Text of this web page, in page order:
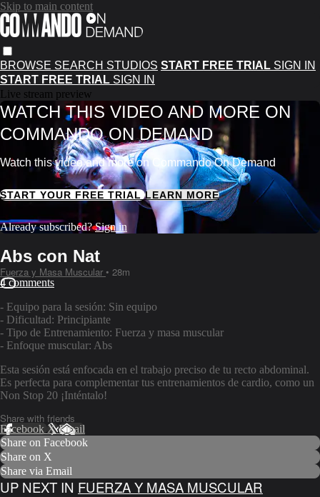
Skip to main content
BROWSE SEARCH STUDIOS START FREE TRIAL SIGN IN
START FREE TRIAL SIGN IN
Live stream preview
WATCH THIS VIDEO AND MORE ON
COMMANDO ON DEMAND
Watch this video and more on Commando On Demand
START YOUR FREE TRIALLEARN MORE
Already subscribed?Sign in
Abs con Nat
Fuerza y Masa Muscular • 28m
4 comments
- Equipo para la sesión: Sin equipo
- Dificultad: Principiante
- Tipo de Entrenamiento: Fuerza y masa muscular
- Enfoque muscular: Abs
Esta sesión está enfocada en el trabajo preciso de tu recto abdominal.
Es perfecta para complementar tus entrenamientos de cardio, como un
Non Stop 20 ¡Inténtalo!
Share with friends
Facebook XEmail
Share on Facebook
Share on X
Share via Email
UP NEXT IN FUERZA Y MASA MUSCULAR